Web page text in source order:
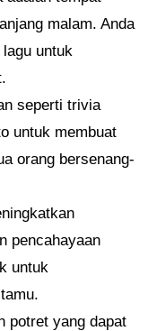
malam. Anda
untuk
seperti trivia
untuk membuat
orang bersenang-
pencahayaan
untuk
potret yang dapat